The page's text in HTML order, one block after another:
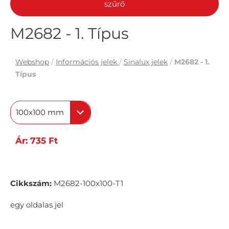
szűrő
M2682 - 1. Típus
Webshop / Információs jelek / Sinalux jelek / M2682 - 1.
Típus
100x100 mm
Ár: 735 Ft
Cikkszám: M2682-100x100-T1
egy oldalas jel